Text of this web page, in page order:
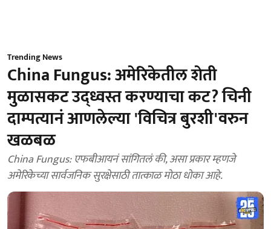
Trending News
China Fungus: अमेरिकेतील शेती
मुळासकट उद्ध्वस्त करण्याचा कट? चिनी
दाम्पत्यानं आणलेल्या 'विचित्र बुरशी'वरुन
खळबळ
China Fungus: एफबीआयनं सांगितलं की, असा प्रकार म्हणजे
अमेरिकेच्या सार्वजनिक सुरक्षेसाठी तात्काळ मोठा धोका आहे.